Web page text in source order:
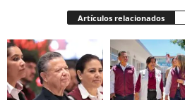
Artículos relacionados